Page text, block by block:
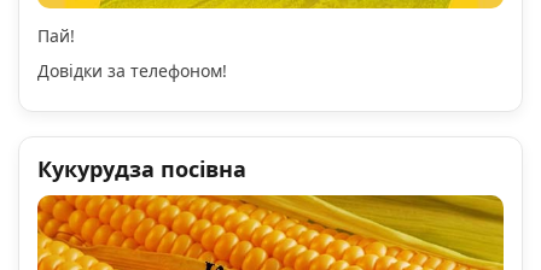
Пай!
Довідки за телефоном!
Кукурудза посівна